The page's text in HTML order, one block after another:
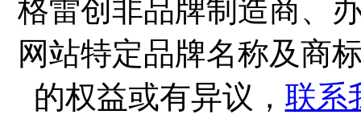
格雷创非品牌制造商、
网站特定品牌名称及商
的权益或有异议， 联系